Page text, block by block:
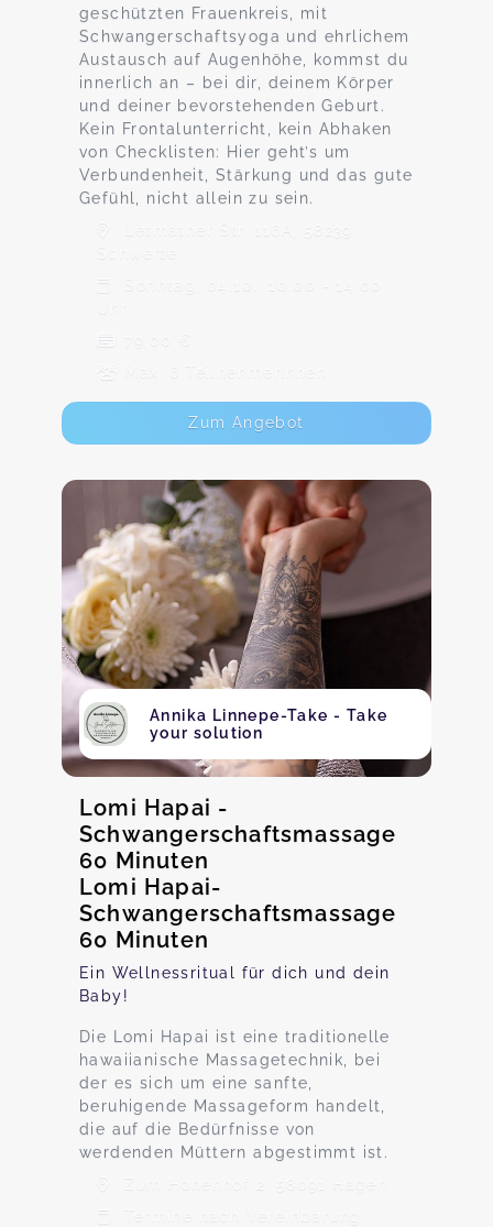
geschützten Frauenkreis, mit
Schwangerschaftsyoga und ehrlichem
Austausch auf Augenhöhe, kommst du
innerlich an – bei dir, deinem Körper
und deiner bevorstehenden Geburt.
Kein Frontalunterricht, kein Abhaken
von Checklisten: Hier geht’s um
Verbundenheit, Stärkung und das gute
Gefühl, nicht allein zu sein.
Letmather Str. 116A, 58239
Schwerte
Sonntag, 04.10., 10:00 - 14:00
79,00 €
Max. 6 TeilnehmerInnen
Zum Angebot
Annika Linnepe-Take - Take
your solution
Lomi Hapai -
Schwangerschaftsmassage
60 Minuten
Lomi Hapai-
Schwangerschaftsmassage
60 Minuten
Ein Wellnessritual für dich und dein
Baby!
Die Lomi Hapai ist eine traditionelle
hawaiianische Massagetechnik, bei
der es sich um eine sanfte,
beruhigende Massageform handelt,
die auf die Bedürfnisse von
werdenden Müttern abgestimmt ist.
Zum Hohenhof 2, 58091 Hagen
Termine nach Vereinbarung